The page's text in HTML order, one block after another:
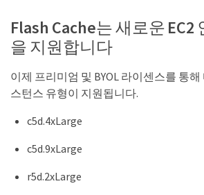
Flash Cache는 새로운 EC2
을 지원합니다
이제 프리미엄 및 BYOL 라이센스를 통해
스턴스 유형이 지원됩니다.
c5d.4xLarge
c5d.9xLarge
r5d.2xLarge